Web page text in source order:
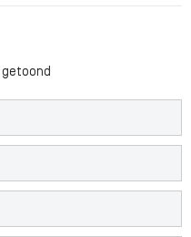
getoond